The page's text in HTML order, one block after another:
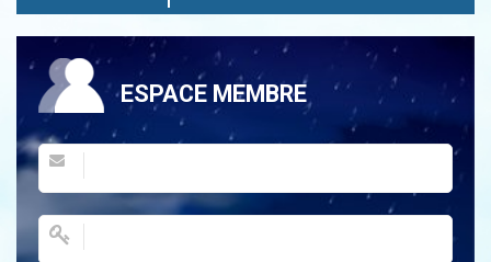
ESPACE MEMBRE